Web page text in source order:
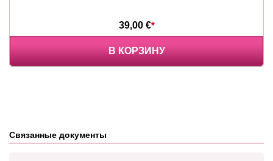
39,00 €*
В КОРЗИНУ
Связанные документы